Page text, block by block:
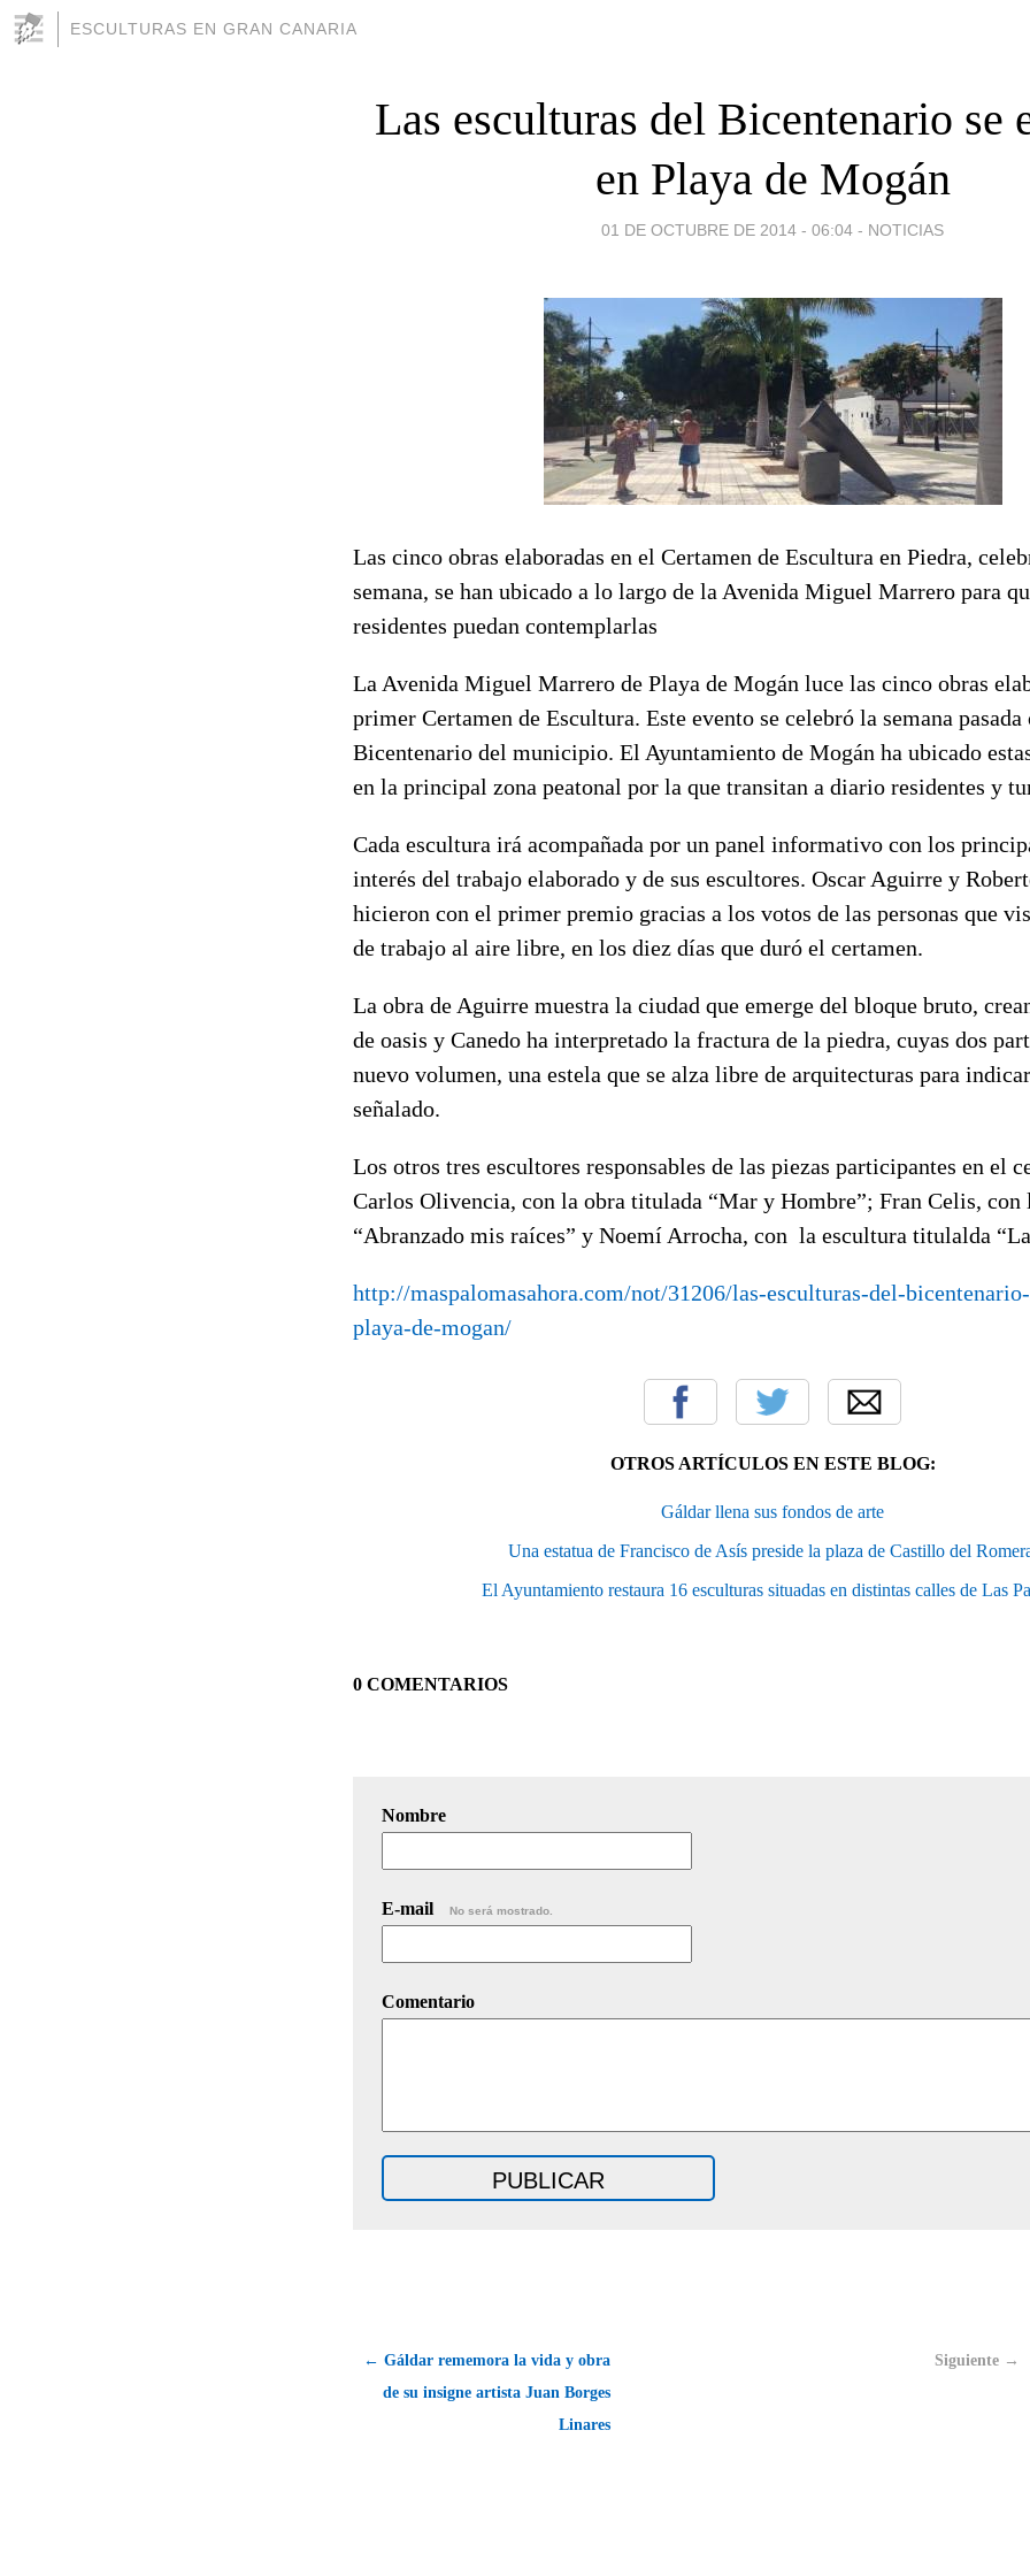
ESCULTURAS EN GRAN CANARIA
Las esculturas del Bicentenario se
en Playa de Mogán
01 DE OCTUBRE DE 2014 - 06:04 - NOTICIAS
Las cinco obras elaboradas en el Certamen de Escultura en Piedra,
semana, se han ubicado a lo largo de la Avenida Miguel Marrero para
residentes puedan contemplarlas
La Avenida Miguel Marrero de Playa de Mogán luce las cinco obras
primer Certamen de Escultura. Este evento se celebró la semana
Bicentenario del municipio. El Ayuntamiento de Mogán ha ubicado
en la principal zona peatonal por la que transitan a diario residentes y
Cada escultura irá acompañada por un panel informativo con los
interés del trabajo elaborado y de sus escultores. Oscar Aguirre y
hicieron con el primer premio gracias a los votos de las personas que
de trabajo al aire libre, en los diez días que duró el certamen.
La obra de Aguirre muestra la ciudad que emerge del bloque bruto,
de oasis y Canedo ha interpretado la fractura de la piedra, cuyas dos
nuevo volumen, una estela que se alza libre de arquitecturas para
señalado.
Los otros tres escultores responsables de las piezas participantes en el
Carlos Olivencia, con la obra titulada “Mar y Hombre”; Fran Celis, con
“Abranzado mis raíces” y Noemí Arrocha, con la escultura titulalda
http://maspalomasahora.com/not/31206/las-esculturas-del-
playa-de-mogan/
OTROS ARTÍCULOS EN ESTE BLOG:
Gáldar llena sus fondos de arte
Una estatua de Francisco de Asís preside la plaza de Castillo del
El Ayuntamiento restaura 16 esculturas situadas en distintas calles de Las
0 COMENTARIOS
Nombre
E-mail No será mostrado.
Comentario
← Gáldar rememora la vida y obra
de su insigne artista Juan Borges
Linares
Siguiente →